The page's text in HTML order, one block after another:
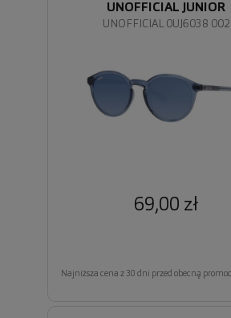
UNOFFICIAL 0UJ6038 002
UNOFFICIAL JUNIOR
69,00 zł
Najniższa cena z 30 dni przed obecną